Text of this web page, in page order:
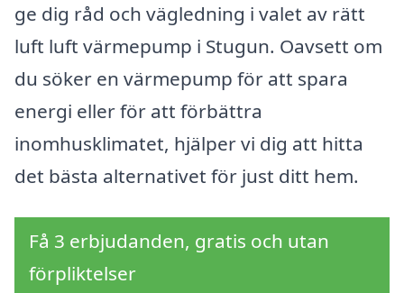
ge dig råd och vägledning i valet av rätt
luft luft värmepump i Stugun. Oavsett om
du söker en värmepump för att spara
energi eller för att förbättra
inomhusklimatet, hjälper vi dig att hitta
det bästa alternativet för just ditt hem.
Få 3 erbjudanden, gratis och utan
förpliktelser